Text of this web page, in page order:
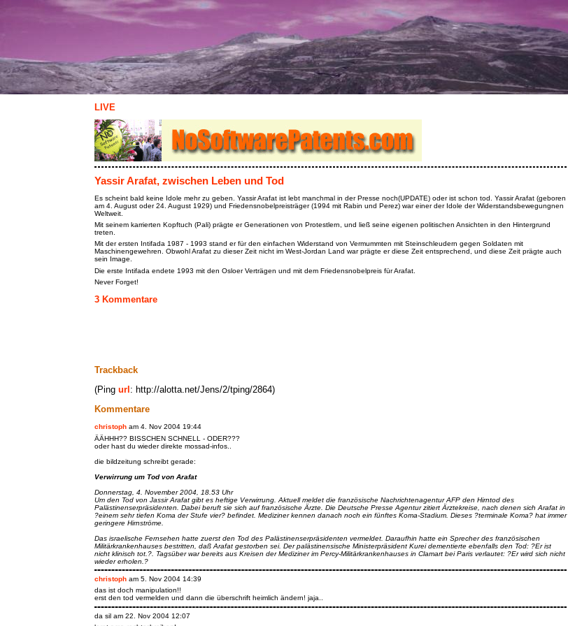
LIVE
Yassir Arafat, zwischen Leben und Tod
Es scheint bald keine Idole mehr zu geben. Yassir Arafat ist lebt manchmal in der Presse noch(UPDATE) oder ist schon tod. Yassir Arafat (geboren
am 4. August oder 24. August 1929) und Friedensnobelpreisträger (1994 mit Rabin und Perez) war einer der Idole der Widerstandsbewegungnen
Weltweit.
Mit seinem karrierten Kopftuch (Pali) prägte er Generationen von Protestlern, und ließ seine eigenen politischen Ansichten in den Hintergrund
treten.
Mit der ersten Intifada 1987 - 1993 stand er für den einfachen Widerstand von Vermummten mit Steinschleudern gegen Soldaten mit
Maschinengewehren. Obwohl Arafat zu dieser Zeit nicht im West-Jordan Land war prägte er diese Zeit entsprechend, und diese Zeit prägte auch
sein Image.
Die erste Intifada endete 1993 mit den Osloer Verträgen und mit dem Friedensnobelpreis für Arafat.
Never Forget!
3 Kommentare
Trackback
(Pingurl : http://alotta.net/Jens/2/tping/2864)
Kommentare
christoph am 4. Nov 2004 19:44
ÄÄHHH?? BISSCHEN SCHNELL - ODER???
oder hast du wieder direkte mossad-infos..
die bildzeitung schreibt gerade:
Verwirrung um Tod von Arafat
Donnerstag, 4. November 2004, 18.53 Uhr
Um den Tod von Jassir Arafat gibt es heftige Verwirrung. Aktuell meldet die französische Nachrichtenagentur AFP den Hirntod des
Palästinenserpräsidenten. Dabei beruft sie sich auf französische Ärzte. Die Deutsche Presse Agentur zitiert Ärztekreise, nach denen sich Arafat in
?einem sehr tiefen Koma der Stufe vier? befindet. Mediziner kennen danach noch ein fünftes Koma-Stadium. Dieses ?terminale Koma? hat immer
geringere Hirnströme.
Das israelische Fernsehen hatte zuerst den Tod des Palästinenserpräsidenten vermeldet. Daraufhin hatte ein Sprecher des französischen
Militärkrankenhauses bestritten, daß Arafat gestorben sei. Der palästinensische Ministerpräsident Kurei dementierte ebenfalls den Tod: ?Er ist
nicht klinisch tot.?. Tagsüber war bereits aus Kreisen der Mediziner im Percy-Militärkrankenhauses in Clamart bei Paris verlautet: ?Er wird sich nicht
wieder erholen.?
christoph am 5. Nov 2004 14:39
das ist doch manipulation!!
erst den tod vermelden und dann die überschrift heimlich ändern! jaja..
da sil am 22. Nov 2004 12:07